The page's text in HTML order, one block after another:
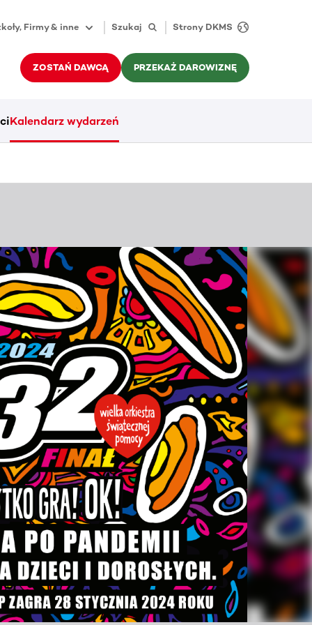
Firmy & inne Szukaj Strony DKMS
ZOSTAŃ DAWCĄ PRZEKAŻ DAROWIZNĘ
Kalendarz wydarzeń